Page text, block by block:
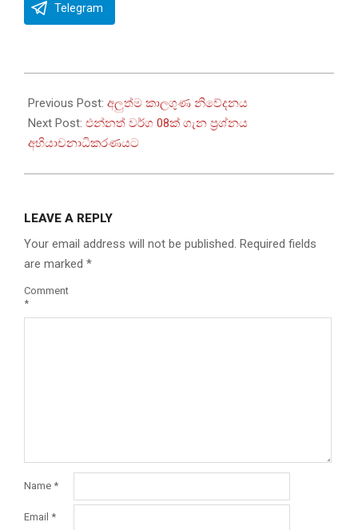
Telegram
06-
20
Previous Post: අලුත්ම කාලගුණ නිවේදනය
Next Post: එන්නත් වර්ග 08ක් ගැන ප්‍රශ්නය
අභියාචනාධිකරණයට
LEAVE A REPLY
Your email address will not be published. Required fields
are marked *
Comment
*
Name *
Email *